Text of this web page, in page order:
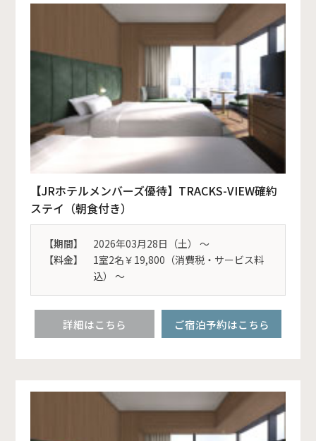
【JRホテルメンバーズ優待】TRACKS-VIEW確約
ステイ（朝食付き）
【期間】
2026年03月28日（土） 〜
【料金】
1室2名￥19,800（消費税・サービス料
込） ～
詳細はこちら ご宿泊予約はこちら